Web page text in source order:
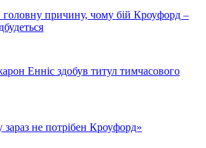
головну причину, чому бій Кроуфорд –
Енніс здобув титул тимчасового
зараз не потрібен Кроуфорд»